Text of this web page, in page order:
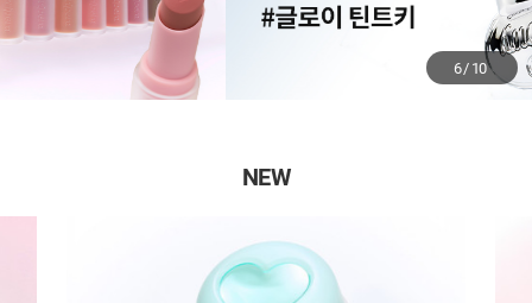
6/ 10
NEW